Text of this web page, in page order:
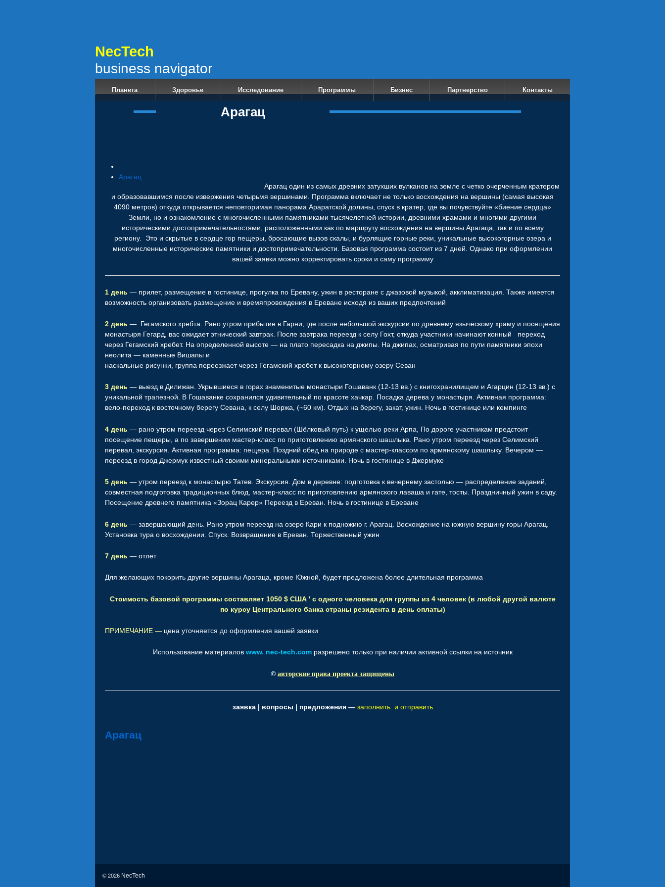
NecTech
business navigator
Планета Здоровье Исследование Программы Бизнес Партнерство Контакты
Арагац
Арагац
Арагац один из самых древних затухших вулканов на земле с четко очерченным кратером
и образовавшимся после извержения четырьмя вершинами. Программа включает не только восхождения на вершины (самая высокая
4090 метров) откуда открывается неповторимая панорама Араратской долины, спуск в кратер, где вы почувствуйте «биение сердца»
Земли, но и ознакомление с многочисленными памятниками тысячелетней истории, древними храмами и многими другими
историческими достопримечательностями, расположенными как по маршруту восхождения на вершины Арагаца, так и по всему
региону. Это и скрытые в сердце гор пещеры, бросающие вызов скалы, и бурлящие горные реки, уникальные высокогорные озера и
многочисленные исторические памятники и достопримечательности. Базовая программа состоит из 7 дней. Однако при оформлении
вашей заявки можно корректировать сроки и саму программу
1 день — прилет, размещение в гостинице, прогулка по Еревану, ужин в ресторане с джазовой музыкой, акклиматизация. Также имеется
возможность организовать размещение и времяпровождения в Ереване исходя из ваших предпочтений
2 день — Гегамского хребта. Рано утром прибытие в Гарни, где после небольшой экскурсии по древнему языческому храму и посещения
монастыря Гегард, вас ожидает этнический завтрак. После завтрака переезд к селу Гохт, откуда участники начинают конный переход
через Гегамский хребет. На определенной высоте — на плато пересадка на джипы. На джипах, осматривая по пути памятники эпохи
неолита — каменные Вишапы и
наскальные рисунки, группа переезжает через Гегамский хребет к высокогорному озеру Севан
3 день — выезд в Дилижан. Укрывшиеся в горах знаменитые монастыри Гошаванк (12-13 вв.) с книгохранилищем и Агарцин (12-13 вв.) с
уникальной трапезной. В Гошаванке сохранился удивительный по красоте хачкар. Посадка дерева у монастыря. Активная программа:
вело-переход к восточному берегу Севана, к селу Шоржа, (~60 км). Отдых на берегу, закат, ужин. Ночь в гостинице или кемпинге
4 день — рано утром переезд через Селимский перевал (Шёлковый путь) к ущелью реки Арпа, По дороге участникам предстоит
посещение пещеры, а по завершении мастер-класс по приготовлению армянского шашлыка. Рано утром переезд через Селимский
перевал, экскурсия. Активная программа: пещера. Поздний обед на природе с мастер-классом по армянскому шашлыку. Вечером —
переезд в город Джермук известный своими минеральными источниками. Ночь в гостинице в Джермуке
5 день — утром переезд к монастырю Татев. Экскурсия. Дом в деревне: подготовка к вечернему застолью — распределение заданий,
совместная подготовка традиционных блюд, мастер-класс по приготовлению армянского лаваша и гате, тосты. Праздничный ужин в саду.
Посещение древнего памятника «Зорац Карер» Переезд в Ереван. Ночь в гостинице в Ереване
6 день — завершающий день. Рано утром переезд на озеро Кари к подножию г. Арагац. Восхождение на южную вершину горы Арагац.
Установка тура о восхождении. Спуск. Возвращение в Ереван. Торжественный ужин
7 день — отлет
Для желающих покорить другие вершины Арагаца, кроме Южной, будет предложена более длительная программа
Стоимость базовой программы составляет 1050 $ США ′ с одного человека для группы из 4 человек (в любой другой валюте
по курсу Центрального банка страны резидента в день оплаты)
ПРИМЕЧАНИЕ — цена уточняется до оформления вашей заявки
Использование материалов www. nec-tech.com разрешено только при наличии активной ссылки на источник
© авторские права проекта защищены
заявка | вопросы | предложения — заполнить и отправить
Арагац
© 2026 NecTech